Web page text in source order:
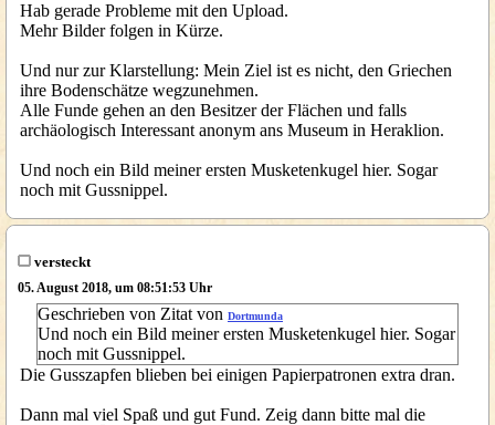
Hab gerade Probleme mit den Upload.
Mehr Bilder folgen in Kürze.
Und nur zur Klarstellung: Mein Ziel ist es nicht, den Griechen
ihre Bodenschätze wegzunehmen.
Alle Funde gehen an den Besitzer der Flächen und falls
archäologisch Interessant anonym ans Museum in Heraklion.
Und noch ein Bild meiner ersten Musketenkugel hier. Sogar
noch mit Gussnippel.
versteckt
05. August 2018, um 08:51:53 Uhr
Geschrieben von Zitat von Dortmunda
Und noch ein Bild meiner ersten Musketenkugel hier. Sogar
noch mit Gussnippel.
Die Gusszapfen blieben bei einigen Papierpatronen extra dran.
Dann mal viel Spaß und gut Fund. Zeig dann bitte mal die